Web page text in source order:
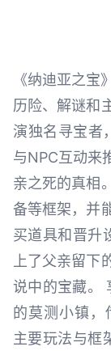
《纳迪亚之
历险、解谜和
演独名寻宝者
与NPC互动来
亲之死的真相
备等框架，并
买道具和晋升
上了父亲留
说中的宝藏。
的莫测小镇，
主要玩法与框